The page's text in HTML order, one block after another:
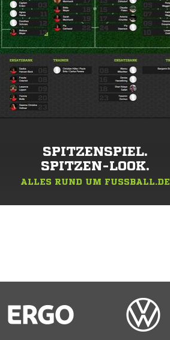
SPITZENSPIEL.
SPITZEN-LOOK.
ALLES RUND UM FUSSBALL.DE